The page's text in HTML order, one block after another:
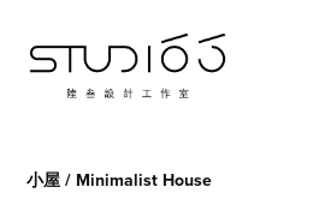
小屋 / Minimalist House